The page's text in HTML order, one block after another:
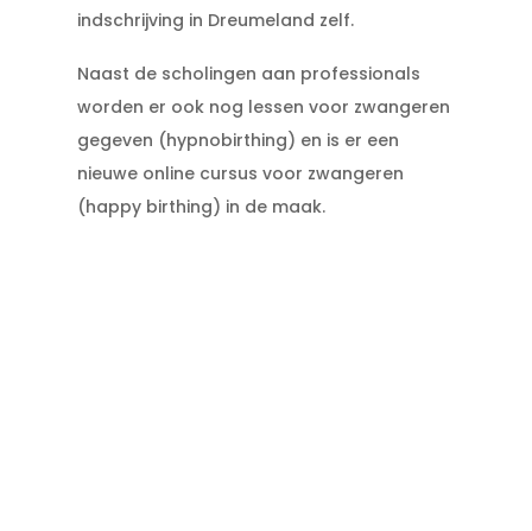
indschrijving in Dreumeland zelf.
Naast de scholingen aan professionals
worden er ook nog lessen voor zwangeren
gegeven (hypnobirthing) en is er een
nieuwe online cursus voor zwangeren
(happy birthing) in de maak.